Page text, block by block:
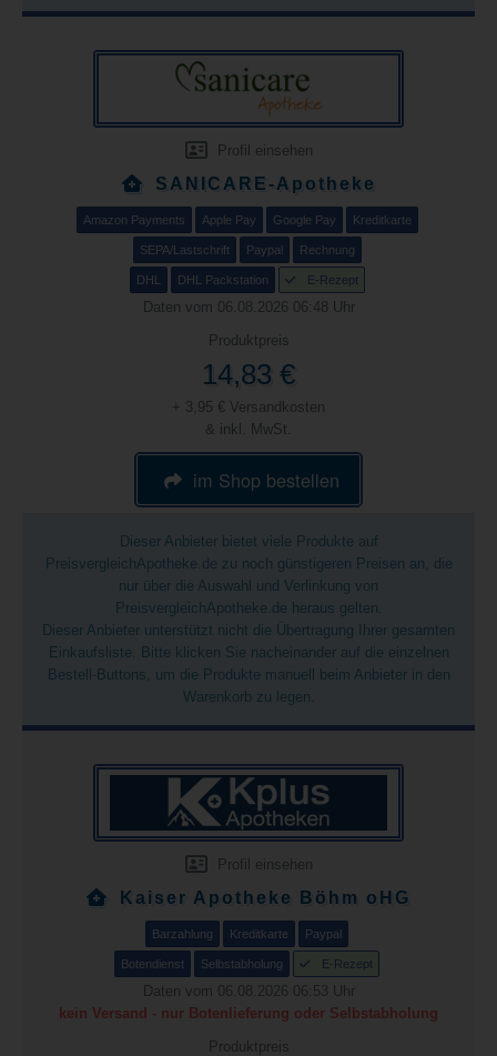
Profil einsehen
SANICARE-Apotheke
Amazon Payments Apple Pay Google Pay Kreditkarte
SEPA/Lastschrift Paypal Rechnung
DHL DHL Packstation E-Rezept
Daten vom 06.08.2026 06:48 Uhr
Produktpreis
14,83 €
+ 3,95 € Versandkosten
& inkl. MwSt.
im Shop bestellen
Dieser Anbieter bietet viele Produkte auf
PreisvergleichApotheke.de zu noch günstigeren Preisen an, die
nur über die Auswahl und Verlinkung von
PreisvergleichApotheke.de heraus gelten.
Dieser Anbieter unterstützt nicht die Übertragung Ihrer gesamten
Einkaufsliste. Bitte klicken Sie nacheinander auf die einzelnen
Bestell-Buttons, um die Produkte manuell beim Anbieter in den
Warenkorb zu legen.
Profil einsehen
Kaiser Apotheke Böhm oHG
Barzahlung Kreditkarte Paypal
Botendienst Selbstabholung E-Rezept
Daten vom 06.08.2026 06:53 Uhr
kein Versand - nur Botenlieferung oder Selbstabholung
Produktpreis